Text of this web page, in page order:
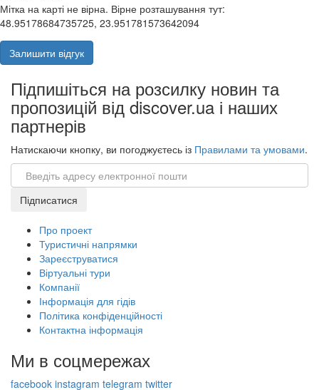
Мітка на карті не вірна. Вірне розташування тут:
48.95178684735725, 23.951781573642094
Залишити відгук
Підпишіться на розсилку новин та
пропозицій від discover.ua і наших
партнерів
Натискаючи кнопку, ви погоджуєтесь із Правилами та умовами.
Email
Підписатися
Про проект
Туристичні напрямки
Зареєструватися
Віртуальні тури
Компанії
Інформація для гідів
Політика конфіденційності
Контактна інформація
Ми в соцмережах
facebook instagram telegram twitter